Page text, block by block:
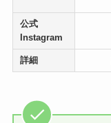
公式
Instagram
詳細